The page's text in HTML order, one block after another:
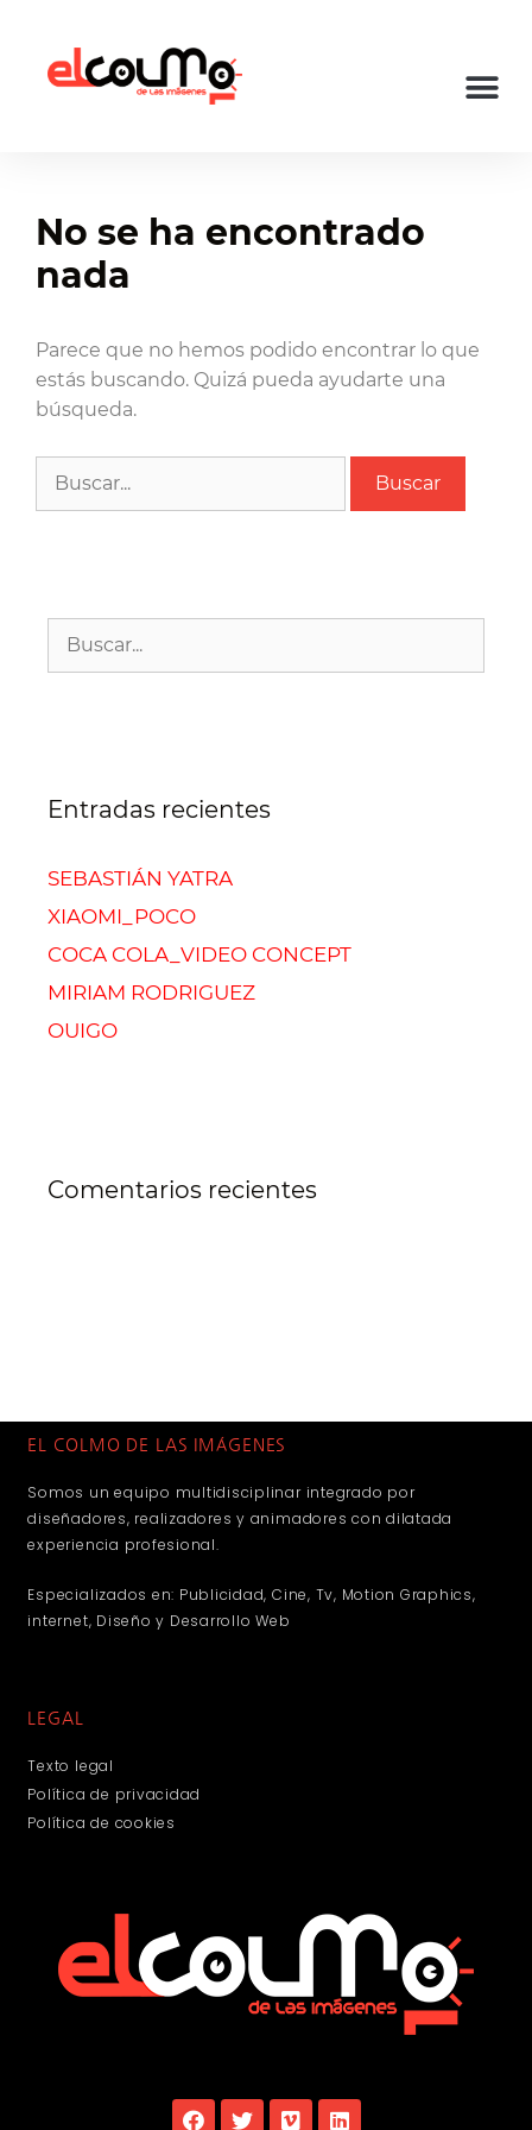
No se ha encontrado
nada
Parece que no hemos podido encontrar lo que
estás buscando. Quizá pueda ayudarte una
búsqueda.
Entradas recientes
SEBASTIÁN YATRA
XIAOMI_POCO
COCA COLA_VIDEO CONCEPT
MIRIAM RODRIGUEZ
OUIGO
Comentarios recientes
EL COLMO DE LAS IMÁGENES
Somos un equipo multidisciplinar integrado por
diseñadores, realizadores y animadores con dilatada
experiencia profesional.
Especializados en: Publicidad, Cine, Tv, Motion Graphics,
internet, Diseño y Desarrollo Web
LEGAL
Texto legal
Política de privacidad
Política de cookies